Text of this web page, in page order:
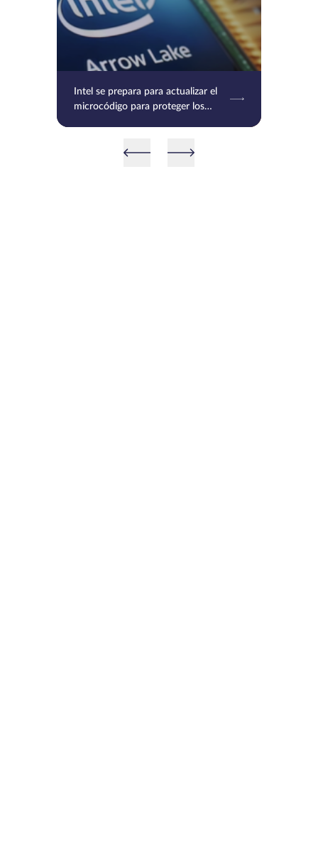
Intel se prepara para actualizar el
microcódigo para proteger los